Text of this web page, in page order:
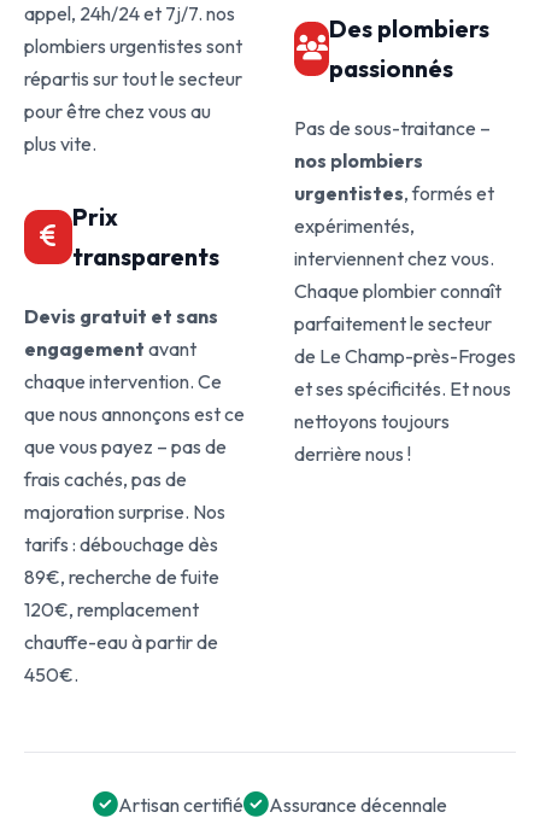
appel, 24h/24 et 7j/7. nos
plombiers urgentistes sont
répartis sur tout le secteur
pour être chez vous au
plus vite.
Prix
transparents
Devis gratuit et sans
engagement avant
chaque intervention. Ce
que nous annonçons est ce
que vous payez – pas de
frais cachés, pas de
majoration surprise. Nos
tarifs : débouchage dès
89€, recherche de fuite
120€, remplacement
chauffe-eau à partir de
450€.
Des plombiers
passionnés
Pas de sous-traitance –
nos plombiers
urgentistes, formés et
expérimentés,
interviennent chez vous.
Chaque plombier connaît
parfaitement le secteur
de Le Champ-près-Froges
et ses spécificités. Et nous
nettoyons toujours
derrière nous !
Artisan certifié
Assurance décennale